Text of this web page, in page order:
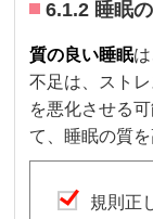
6.1.2 睡眠
質の良い睡眠
不足は、スト
を悪化させる
て、睡眠の質を
規則正